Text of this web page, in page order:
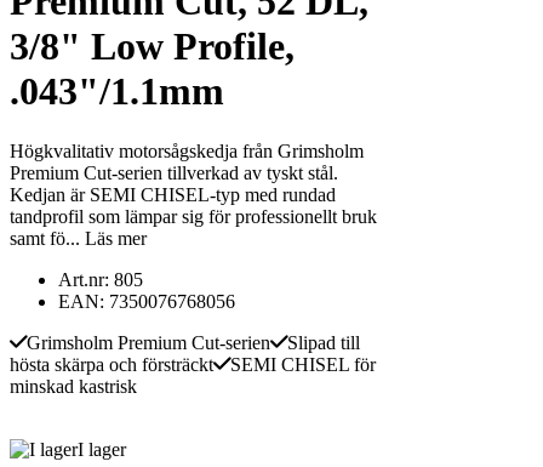
3/8" Low Profile,
.043"/1.1mm
Högkvalitativ motorsågskedja från Grimsholm
Premium Cut-serien tillverkad av tyskt stål.
Kedjan är SEMI CHISEL-typ med rundad
tandprofil som lämpar sig för professionellt bruk
samt fö... Läs mer
Art.nr: 805
EAN: 7350076768056
Grimsholm Premium Cut-serien
Slipad till
hösta skärpa och försträckt
SEMI CHISEL för
minskad kastrisk
I lager